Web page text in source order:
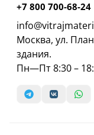
+7 800 700-68-24
Москва, ул.
здания.
Пн—Пт 8:30 –